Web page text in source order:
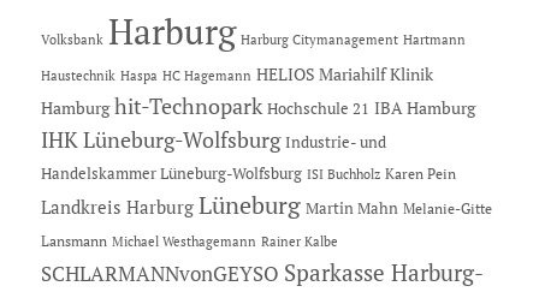
Volksbank Harburg Harburg Citymanagement Hartmann
Haustechnik Haspa HC Hagemann HELIOS Mariahilf Klinik
Hamburg hit-Technopark Hochschule 21 IBA Hamburg
IHK Lüneburg-Wolfsburg Industrie- und
Handelskammer Lüneburg-Wolfsburg ISI Buchholz Karen Pein
Landkreis Harburg Lüneburg Martin Mahn Melanie-Gitte
Lansmann Michael Westhagemann Rainer Kalbe
SCHLARMANNvonGEYSO Sparkasse Harburg-